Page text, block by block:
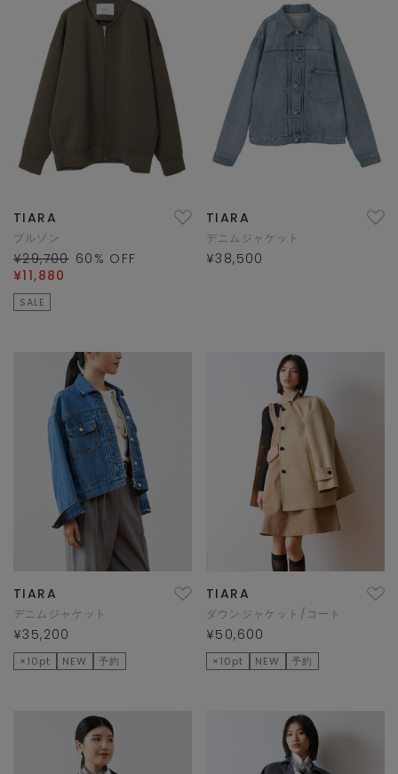
TIARA
ブルゾン
¥29,700 60 % OFF
¥11,880
SALE
TIARA
デニムジャケット
¥38,500
TIARA
デニムジャケット
¥35,200
×10pt NEW 予約
TIARA
ダウンジャケット/コート
¥50,600
×10pt NEW 予約